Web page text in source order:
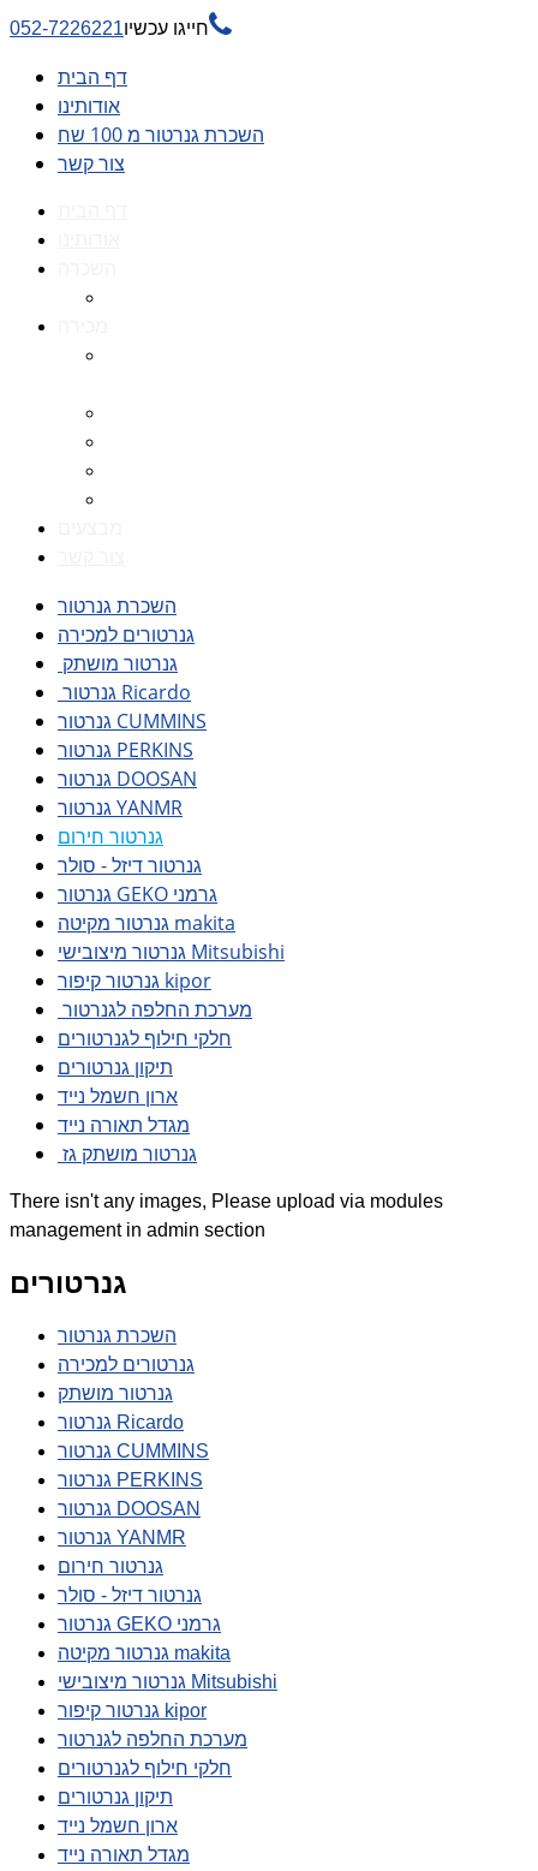
חייגו עכשיו052-7226221 
דף הבית
אודותינו
השכרת גנרטור מ 100 שח
צור קשר
השכרת גנרטור
גנרטורים למכירה
גנרטור מושתק
גנרטור Ricardo
גנרטור CUMMINS
גנרטור PERKINS
גנרטור DOOSAN
גנרטור YANMR
גנרטור חירום
גנרטור דיזל - סולר
גנרטור GEKO גרמני
גנרטור מקיטה makita
גנרטור מיצובישי Mitsubishi
גנרטור קיפור kipor
מערכת החלפה לגנרטור
חלקי חילוף לגנרטורים
תיקון גנרטורים
ארון חשמל נייד
מגדל תאורה נייד
גנרטור מושתק גז
There isn't any images, Please upload via modules
management in admin section
גנרטורים
השכרת גנרטור
גנרטורים למכירה
גנרטור מושתק
גנרטור Ricardo
גנרטור CUMMINS
גנרטור PERKINS
גנרטור DOOSAN
גנרטור YANMR
גנרטור חירום
גנרטור דיזל - סולר
גנרטור GEKO גרמני
גנרטור מקיטה makita
גנרטור מיצובישי Mitsubishi
גנרטור קיפור kipor
מערכת החלפה לגנרטור
חלקי חילוף לגנרטורים
תיקון גנרטורים
ארון חשמל נייד
מגדל תאורה נייד